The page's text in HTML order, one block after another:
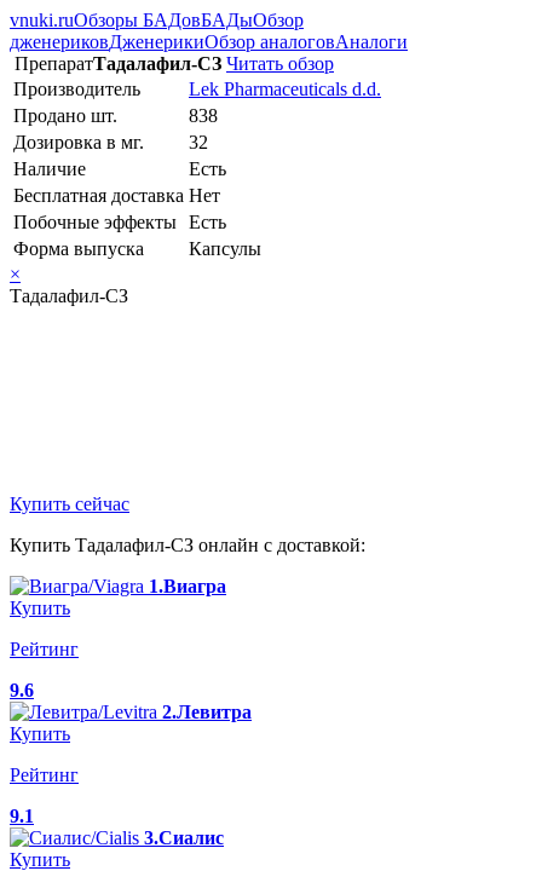
vnuki.ruОбзоры БАДовБАДыОбзор
дженериковДженерикиОбзор аналоговАналоги
ПрепаратТадалафил-СЗ Читать обзор
Производитель
Lek Pharmaceuticals d.d.
Продано шт.
838
Дозировка в мг.
32
Наличие
Есть
Бесплатная доставка Нет
Побочные эффекты Есть
Форма выпуска
Капсулы
×
Тадалафил-СЗ
Купить сейчас
Купить Тадалафил-СЗ онлайн с доставкой:
1.Виагра
Купить
Рейтинг
9.6
2.Левитра
Купить
Рейтинг
9.1
3.Сиалис
Купить